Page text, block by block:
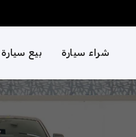
شراء سيارة بيع سيارة